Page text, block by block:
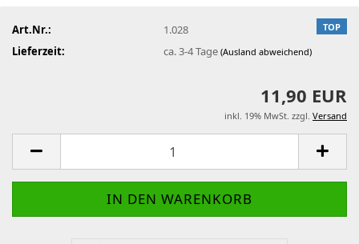
TOP
Art.Nr.:
1.028
Lieferzeit:
ca. 3-4 Tage(Ausland abweichend)
11,90 EUR
inkl. 19% MwSt. zzgl. Versand